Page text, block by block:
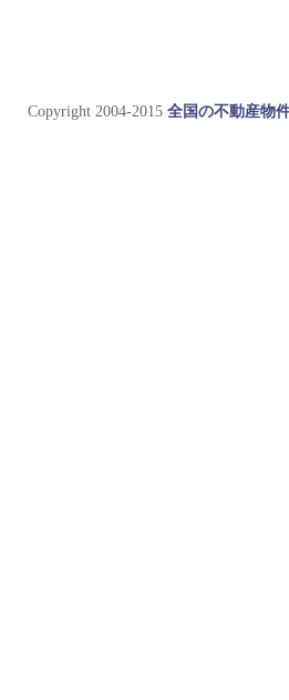
Copyright 2004-2015 全国の不動産物